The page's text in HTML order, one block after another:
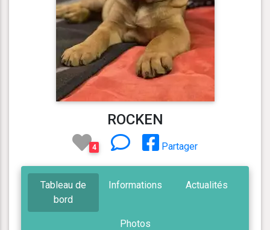
ROCKEN
4 Partager
Tableau de
bord
Informations Actualités
Photos